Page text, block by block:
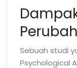
Sebuah studi
Psychological